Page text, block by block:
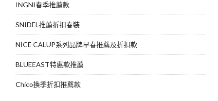
INGNI春季推薦款
SNIDEL推薦折扣春裝
NICE CALUP系列品牌早春推薦及折扣款
BLUEEAST特惠款推薦
Chico換季折扣推薦款